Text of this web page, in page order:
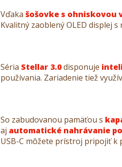
Vďaka šošovke s ohniskovou
Kvalitný zaoblený OLED displej
Séria Stellar 3.0disponuje
používania. Zariadenie tiež
So zabudovanou pamäťou s
aj automatické nahrávanie
USB-C môžete prístroj pripojiť k